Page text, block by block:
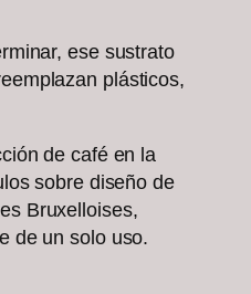
ese sustrato
plásticos,
de café en la
sobre diseño de
Bruxelloises,
de un solo uso.